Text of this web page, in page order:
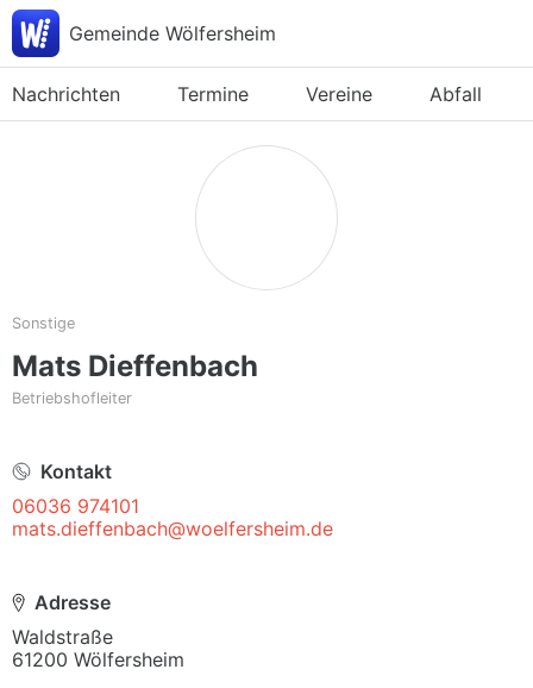
Gemeinde Wölfersheim
Nachrichten Termine Vereine Abfall
Sonstige
Mats Dieffenbach
Betriebshofleiter
Kontakt
06036 974101
mats.dieffenbach@woelfersheim.de
Adresse
Waldstraße
61200 Wölfersheim